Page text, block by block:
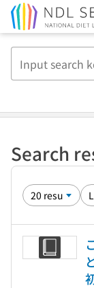
Search